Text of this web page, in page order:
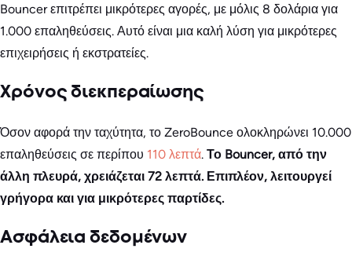
Bouncer επιτρέπει μικρότερες αγορές, με μόλις 8 δολάρια για
1.000 επαληθεύσεις. Αυτό είναι μια καλή λύση για μικρότερες
επιχειρήσεις ή εκστρατείες.
Χρόνος διεκπεραίωσης
Όσον αφορά την ταχύτητα, το ZeroBounce ολοκληρώνει 10.000
επαληθεύσεις σε περίπου 110 λεπτά. Το Bouncer, από την
άλλη πλευρά, χρειάζεται 72 λεπτά. Επιπλέον, λειτουργεί
γρήγορα και για μικρότερες παρτίδες.
Ασφάλεια δεδομένων